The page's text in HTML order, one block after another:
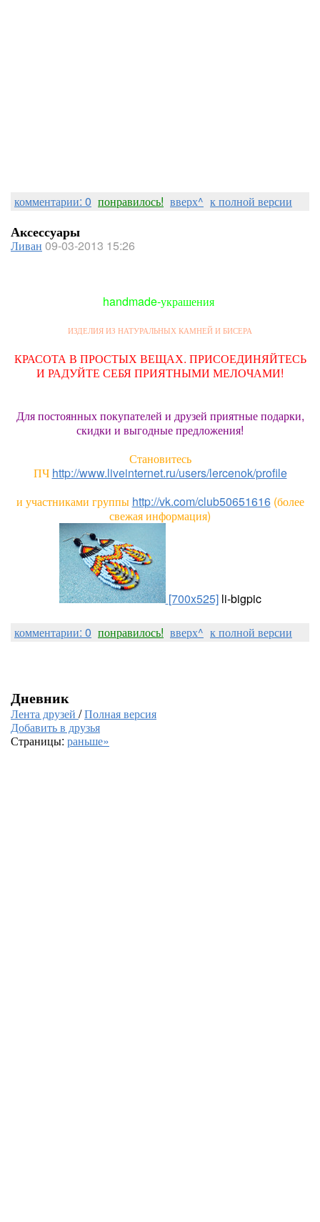
комментарии: 0 понравилось! вверх^ к полной версии
Аксессуары
Ливан 09-03-2013 15:26
handmade-украшения
ИЗДЕЛИЯ ИЗ НАТУРАЛЬНЫХ КАМНЕЙ И БИСЕРА
КРАСОТА В ПРОСТЫХ ВЕЩАХ. ПРИСОЕДИНЯЙТЕСЬ
И РАДУЙТЕ СЕБЯ ПРИЯТНЫМИ МЕЛОЧАМИ!
Для постоянных покупателей и друзей приятные подарки,
скидки и выгодные предложения!
Становитесь
ПЧ http://www.liveinternet.ru/users/lercenok/profile
и участниками группы http://vk.com/club50651616(более
свежая информация)
[700x525]li-bigpic
комментарии: 0 понравилось! вверх^ к полной версии
Дневник
Лента друзей /Полная версия
Добавить в друзья
Страницы: раньше»